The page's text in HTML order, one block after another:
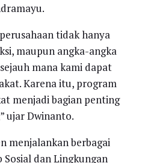
tidak hanya
maupun angka-angka
mana kami dapat
Karena itu, program
menjadi bagian penting
ujar Dwinanto.
menjalankan berbagai
Sosial dan Lingkungan